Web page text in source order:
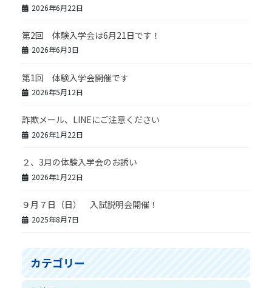
2026年6月22日
第2回 体験入学会は6月21日です！
2026年6月3日
第1回 体験入学会開催です
2026年5月12日
詐欺メール、LINEにご注意ください
2026年1月22日
２、3月の体験入学会のお誘い
2026年1月22日
９月７日（日） 入試説明会開催！
2025年8月7日
カテゴリー